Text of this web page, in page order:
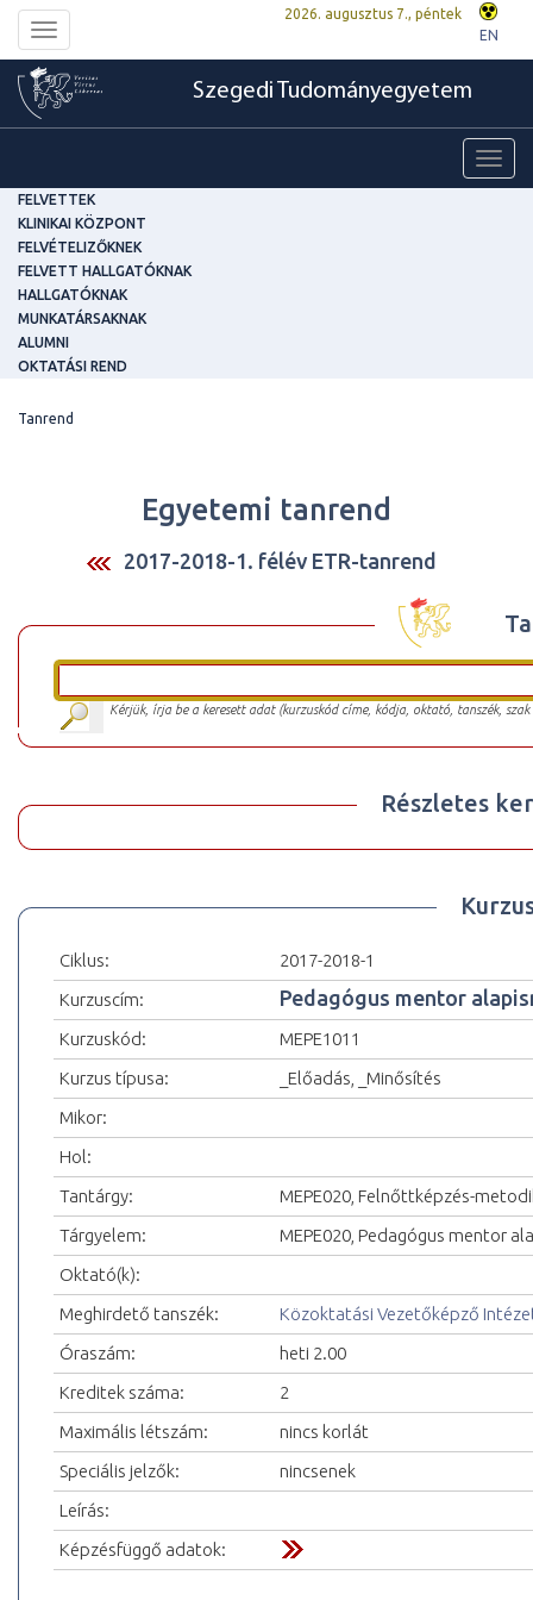
Toggle
navigation
2026. augusztus 7., péntek
EN
Szegedi Tudományegyetem
FELVETTEK
KLINIKAI KÖZPONT
FELVÉTELIZŐKNEK
FELVETT HALLGATÓKNAK
HALLGATÓKNAK
MUNKATÁRSAKNAK
ALUMNI
OKTATÁSI REND
Tanrend
Egyetemi tanrend
2017-2018-1. félév ETR-tanrend
Kérjük, írja be a keresett adat (kurzuskód címe, kódja, oktató, tanszék,
Részletes
Ciklus:
2017-2018-1
Kurzuscím:
Pedagógus mentor
Kurzuskód:
MEPE1011
Kurzus típusa:
_Előadás, _Minősítés
Mikor:
Hol:
Tantárgy:
MEPE020, Felnőttképzés-
Tárgyelem:
MEPE020, Pedagógus mentor
Oktató(k):
Meghirdető tanszék:
Közoktatási Vezetőképző
Óraszám:
heti 2.00
Kreditek száma:
2
Maximális létszám:
nincs korlát
Speciális jelzők:
nincsenek
Leírás:
Képzésfüggő adatok: